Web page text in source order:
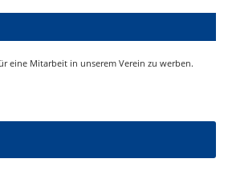
eine Mitarbeit in unserem Verein zu werben.